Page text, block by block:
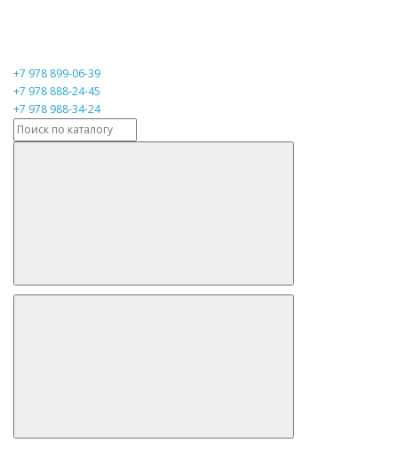
+7 978 899-06-39
+7 978 888-24-45
+7 978 988-34-24